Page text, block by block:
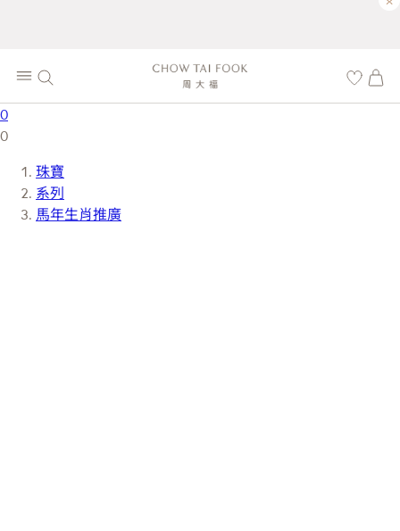
0
0
珠寶
系列
馬年生肖推廣